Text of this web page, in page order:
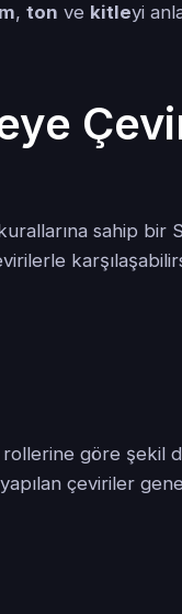
,ton ve kitleyi
sahip bir
göre şekil
çeviriler